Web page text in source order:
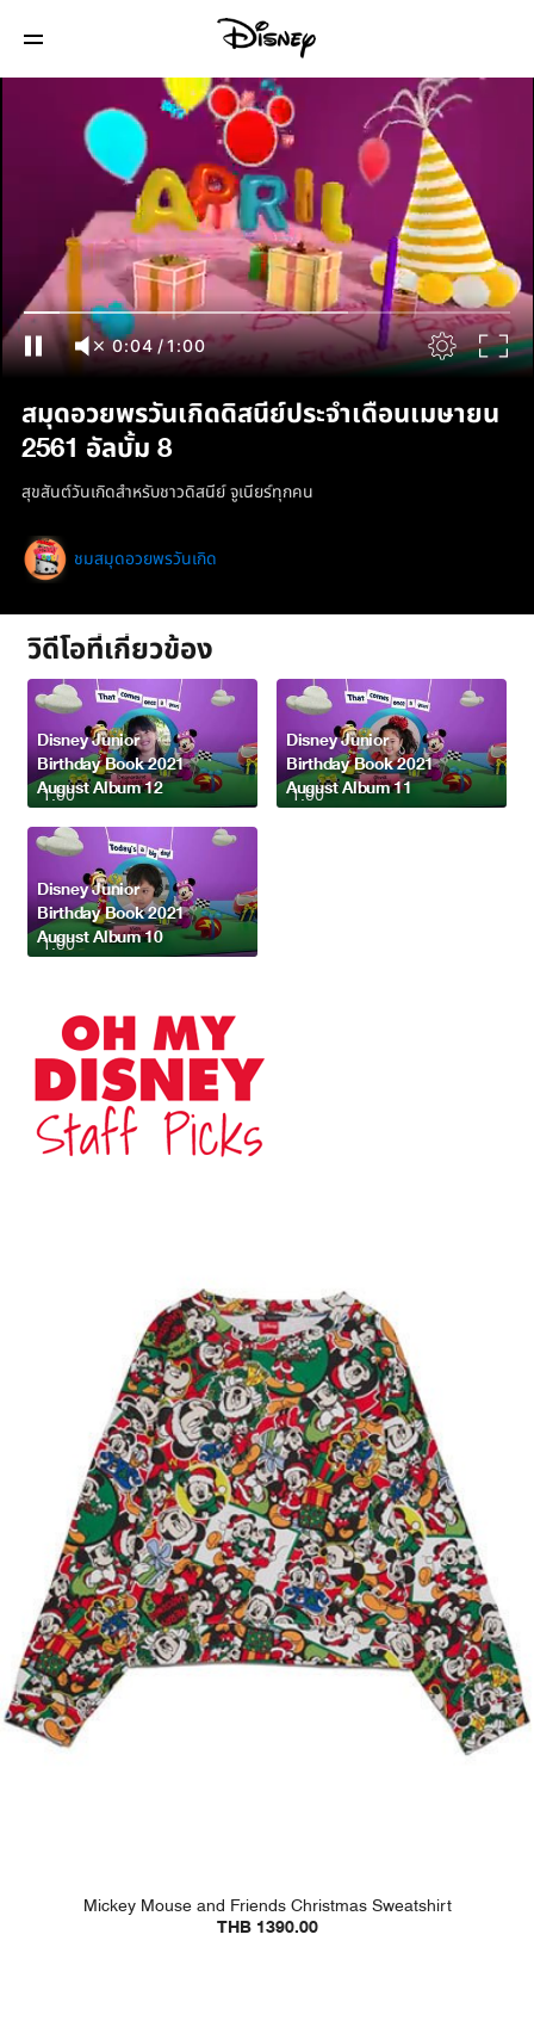
0:04/1:00
สมุดอวยพรวันเกิดดิสนีย์ประจำเดือนเมษายน
2561 อัลบั้ม 8
สุขสันต์วันเกิดสำหรับชาวดิสนีย์ จูเนียร์ทุกคน
ชมสมุดอวยพรวันเกิด
วิดีโอที่เกี่ยวข้อง
1:00
Disney Junior
Birthday Book 2021
August Album 12
1:00
Disney Junior
Birthday Book 2021
August Album 11
1:00
Disney Junior
Birthday Book 2021
August Album 10
Mickey Mouse and Friends Christmas Sweatshirt
THB 1390.00